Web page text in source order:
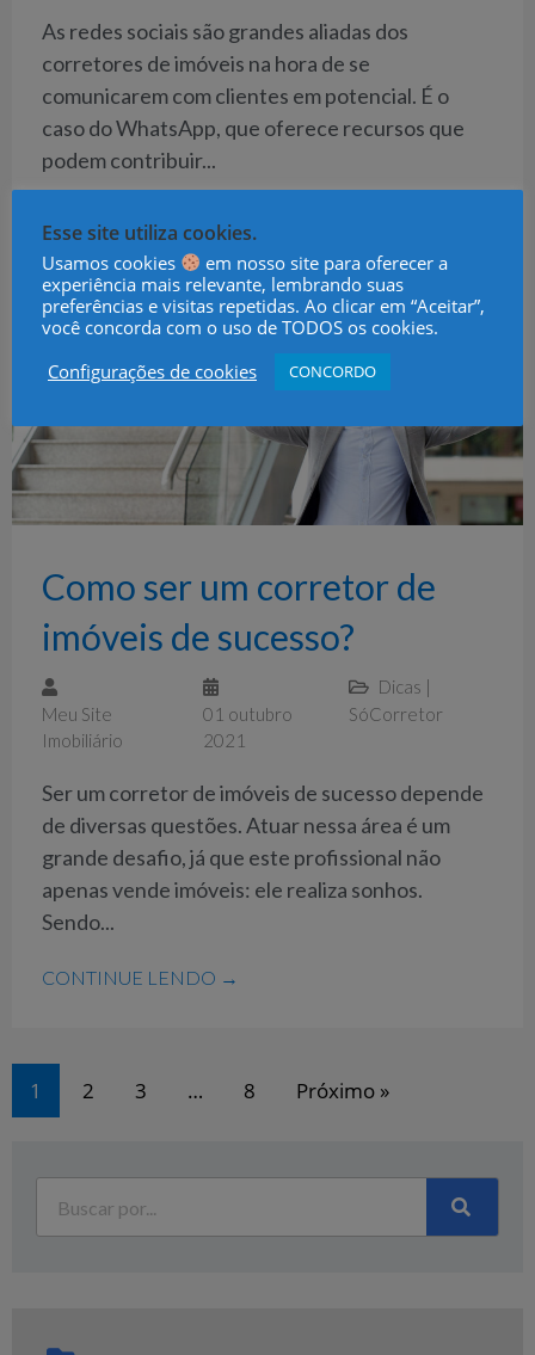
As redes sociais são grandes aliadas dos
corretores de imóveis na hora de se
comunicarem com clientes em potencial. É o
caso do WhatsApp, que oferece recursos que
podem contribuir...
Como ser um corretor de
imóveis de sucesso?
Meu Site
Imobiliário
01 outubro
2021
Dicas |
SóCorretor
Ser um corretor de imóveis de sucesso depende
de diversas questões. Atuar nessa área é um
grande desafio, já que este profissional não
apenas vende imóveis: ele realiza sonhos.
Sendo...
CONTINUE LENDO →
1 2 3 … 8 Próximo »
Esse site utiliza cookies.
Usamos cookies
em nosso site para oferecer a
experiência mais relevante, lembrando suas
preferências e visitas repetidas. Ao clicar em “Aceitar”,
você concorda com o uso de TODOS os cookies.
Configurações de cookies
CONCORDO